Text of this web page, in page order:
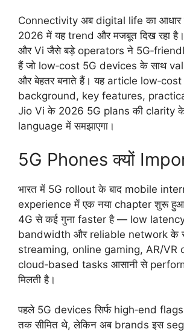
Connectivity अब digital life का आधार
2026 में यह trend और मजबूत दिख रहा
और Vi जैसे बड़े operators ने
हैं जो low‑cost 5G devices के साथ
और बेहतर बनाते हैं। यह article
background, key features,
Jio Vi के 2026 5G plans की clarity
language में समझाएगा।
5G Phones क्यों
भारत में 5G rollout के बाद mobile
experience में एक नया chapter शुरू
4G से कई गुना faster है — low
bandwidth और reliable network के
streaming, online gaming, AR/VR
cloud‑based tasks आसानी से
मिलती है।
पहले 5G devices सिर्फ high‑end
तक सीमित थे, लेकिन अब brands इस